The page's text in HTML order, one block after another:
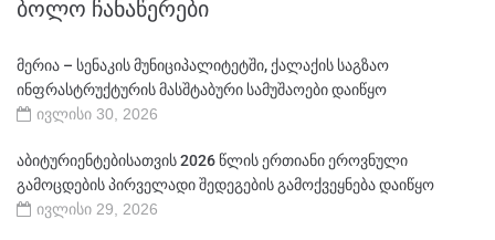
ᲑᲝᲚᲝ ᲩᲐᲜᲐᲬᲔᲠᲔᲑᲘ
მერია – სენაკის მუნიციპალიტეტში, ქალაქის საგზაო
ინფრასტრუქტურის მასშტაბური სამუშაოები დაიწყო
ივლისი 30, 2026
აბიტურიენტებისათვის 2026 წლის ერთიანი ეროვნული
გამოცდების პირველადი შედეგების გამოქვეყნება დაიწყო
ივლისი 29, 2026